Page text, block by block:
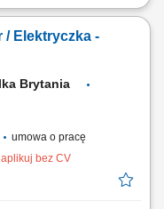
gniazdek,
szaf sterowniczych.
/ Elektryczka -
Brytania
umowa o pracę
aplikuj bez CV